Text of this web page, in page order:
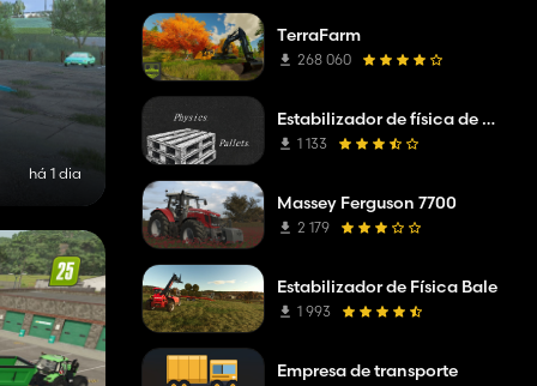
há 1 dia
TerraFarm
268 060
Estabilizador de física de paletes
1 133
Massey Ferguson 7700
2 179
Estabilizador de Física Bale
1 993
Empresa de transporte